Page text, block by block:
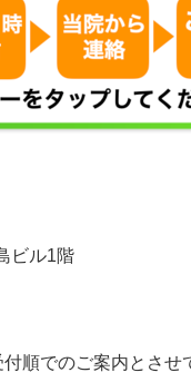
ビル1階
順でのご案内とさせ